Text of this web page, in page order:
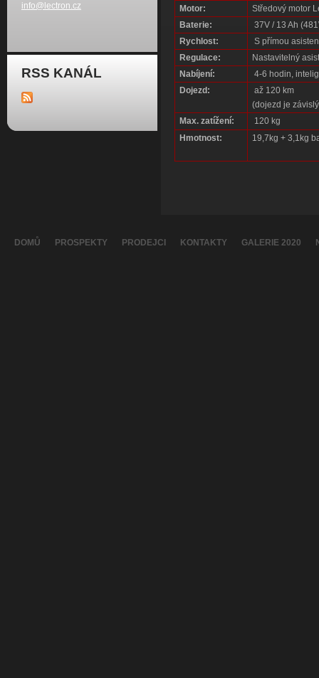
info@lectron.cz
RSS KANÁL
Motor:
Středový motor
Baterie:
37V / 13 Ah
Rychlost:
S přímou
Regulace:
Nastavitelný
Nabíjení:
4-6 hodin,
Dojezd:
až 120 km
(dojezd je
Max. zatížení:
120 kg
Hmotnost:
19,7kg + 3,1kg
DOMŮ PROSPEKTY PRODEJCI KONTAKTY GALERIE 2020